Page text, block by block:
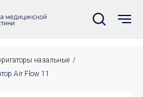
назальные /
Air Flow 11